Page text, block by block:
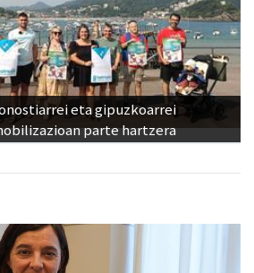
eta gipuzkoarrei
parte hartzera